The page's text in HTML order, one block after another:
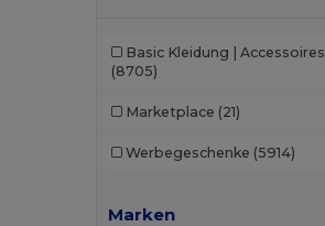
Basic Kleidung | Accessoires
(8705)
Marketplace (21)
Werbegeschenke (5914)
Marken